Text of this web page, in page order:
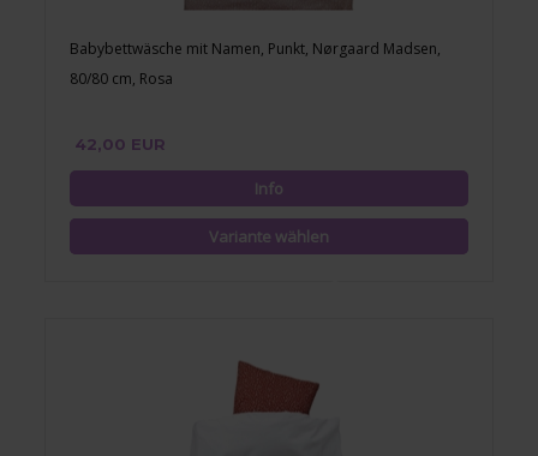
Babybettwäsche mit Namen, Punkt, Nørgaard Madsen,
80/80 cm, Rosa
42,00 EUR